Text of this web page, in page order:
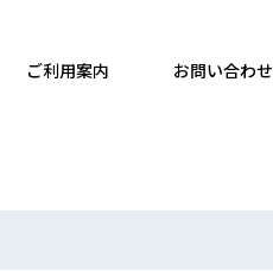
ご利用案内 お問い合わせ